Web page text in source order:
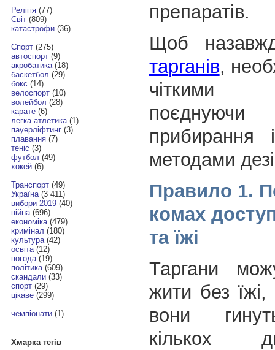
Релігія(77)
Світ(809)
катастрофи(36)
Спорт(275)
автоспорт(9)
акробатика(18)
баскетбол (29)
бокс (14)
велоспорт(10)
волейбол (28)
карате(6)
легка атлетика(1)
пауерліфтинг(3)
плавання(7)
теніс (3)
футбол (49)
хокей(6)
Транспорт(49)
Україна(3 411)
вибори 2019(40)
війна(696)
економіка(479)
кримінал (180)
культура(42)
освіта(12)
погода(19)
політика(609)
скандали(33)
спорт(29)
цікаве(299)
чемпіонати(1)
Хмарка тегів
препаратів.
Щоб
тарганів,
чіткими
прибирання
методами
Правило 1.
комах
та їжі
Таргани
жити без
вони
кількох